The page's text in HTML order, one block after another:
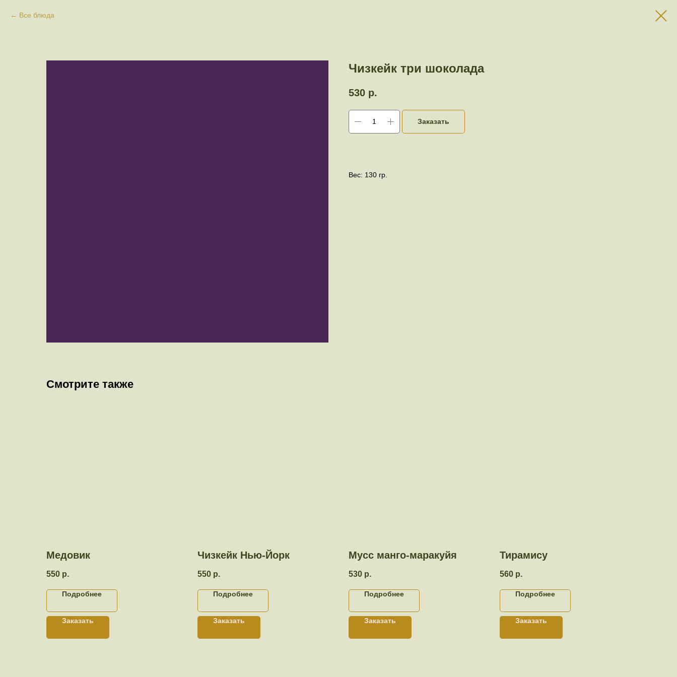
Все блюда
Чизкейк три шоколада
530 р.
Заказать
Вес: 130 гр.
Смотрите также
Медовик
550 р.
Подробнее
Заказать
Чизкейк Нью-Йорк
550 р.
Подробнее
Заказать
Мусс манго-маракуйя
530 р.
Подробнее
Заказать
Тирамису
560 р.
Подробнее
Заказать